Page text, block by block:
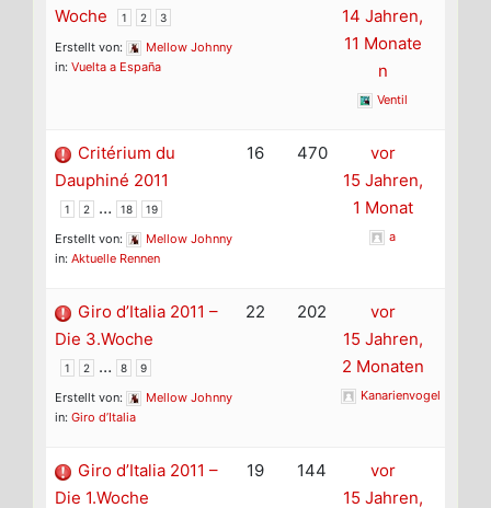
Woche
1 2 3
Erstellt von:
Mellow Johnny
in: Vuelta a España
14 Jahren,
11 Monate
n
Ventil
Critérium du
Dauphiné 2011
1 2 … 18 19
Erstellt von:
Mellow Johnny
in: Aktuelle Rennen
16 470
vor
15 Jahren,
1 Monat
a
Giro d’Italia 2011 –
Die 3.Woche
1 2 … 8 9
Erstellt von:
Mellow Johnny
in: Giro d’Italia
22 202
vor
15 Jahren,
2 Monaten
Kanarienvogel
Giro d’Italia 2011 –
Die 1.Woche
19 144
vor
15 Jahren,